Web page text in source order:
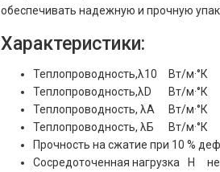
обеспечивать надежную и прочную
Характеристики:
Теплопроводность,λ10 Вт/м·°К
Теплопроводность,λD
Вт/м·°К
Теплопроводность, λА
Вт/м·°К
Теплопроводность, λБ
Вт/м·°К
Прочность на сжатие при 10 %
Сосредоточенная нагрузка
Н